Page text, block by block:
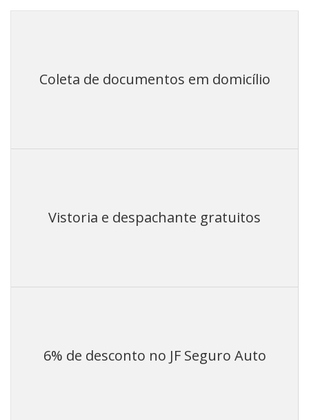
Coleta de documentos em domicílio
Vistoria e despachante gratuitos
6% de desconto no JF Seguro Auto